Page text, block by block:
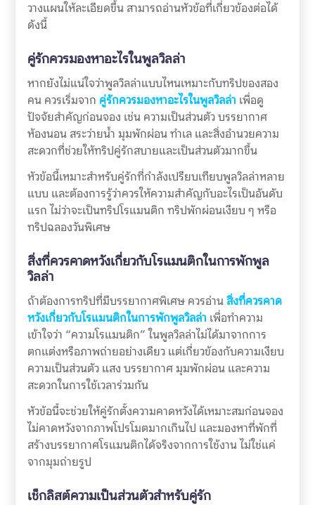
วางแผนให้ละเอียดขึ้น สามารถอ่านหัวข้อที่เกี่ยวข้องต่อได้
ดังนี้
คู่รักควรมองหาอะไรในพูลวิลล่า
หากยังไม่แน่ใจว่าพูลวิลล่าแบบไหนเหมาะกับทริปของสอง
คน ควรเริ่มจาก คู่รักควรมองหาอะไรในพูลวิลล่า เพื่อดู
ปัจจัยสำคัญก่อนจอง เช่น ความเป็นส่วนตัว บรรยากาศ
ห้องนอน สระว่ายน้ำ มุมพักผ่อน ทำเล และสิ่งอำนวยความ
สะดวกที่ช่วยให้ทริปคู่รักสบายและเป็นส่วนตัวมากขึ้น
หัวข้อนี้เหมาะสำหรับคู่รักที่กำลังเปรียบเทียบพูลวิลล่าหลาย
แบบ และต้องการรู้ว่าควรให้ความสำคัญกับอะไรเป็นอันดับ
แรก ไม่ว่าจะเป็นทริปโรแมนติก ทริปพักผ่อนเงียบ ๆ หรือ
ทริปฉลองวันพิเศษ
สิ่งที่ควรคาดหวังเกี่ยวกับโรแมนติกในการพักพูล
วิลล่า
ถ้าต้องการทริปที่มีบรรยากาศพิเศษ ควรอ่านสิ่งที่ควรคาด
หวังเกี่ยวกับโรแมนติกในการพักพูลวิลล่า เพื่อทำความ
เข้าใจว่า “ความโรแมนติก” ในพูลวิลล่าไม่ได้มาจากการ
ตกแต่งหรือภาพถ่ายอย่างเดียว แต่เกี่ยวข้องกับความเงียบ
ความเป็นส่วนตัว แสง บรรยากาศ มุมพักผ่อน และความ
สะดวกในการใช้เวลาร่วมกัน
หัวข้อนี้จะช่วยให้คู่รักตั้งความคาดหวังได้เหมาะสมก่อนจอง
ไม่คาดหวังจากภาพโปรโมตมากเกินไป และมองหาที่พักที่
สร้างบรรยากาศโรแมนติกได้จริงจากการใช้งาน ไม่ใช่แค่
จากมุมถ่ายรูป
เช็กลิสต์ความเป็นส่วนตัวสำหรับคู่รัก